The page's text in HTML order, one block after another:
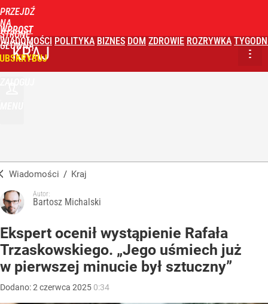
PRZEJDŹ
NA
STRONĘ
GŁÓWNĄ
WPROST
WIADOMOŚCI POLITYKA BIZNES DOM ZDROWIE ROZRYWKA
KRAJ
Wiadomości / Kraj
Autor:
Bartosz Michalski
Ekspert ocenił wystąpienie Rafała
Trzaskowskiego. „Jego uśmiech już
w pierwszej minucie był sztuczny”
Dodano:2 czerwca 2025 0:34